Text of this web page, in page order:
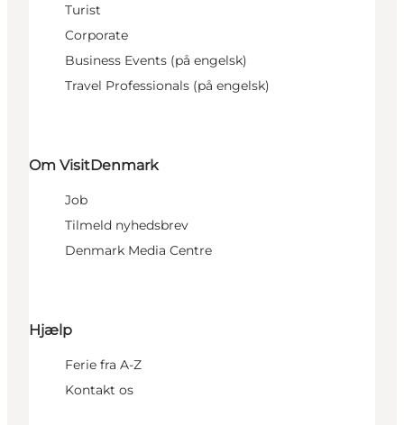
Turist
Corporate
Business Events (på engelsk)
Travel Professionals (på engelsk)
Om VisitDenmark
Job
Tilmeld nyhedsbrev
Denmark Media Centre
Hjælp
Ferie fra A-Z
Kontakt os